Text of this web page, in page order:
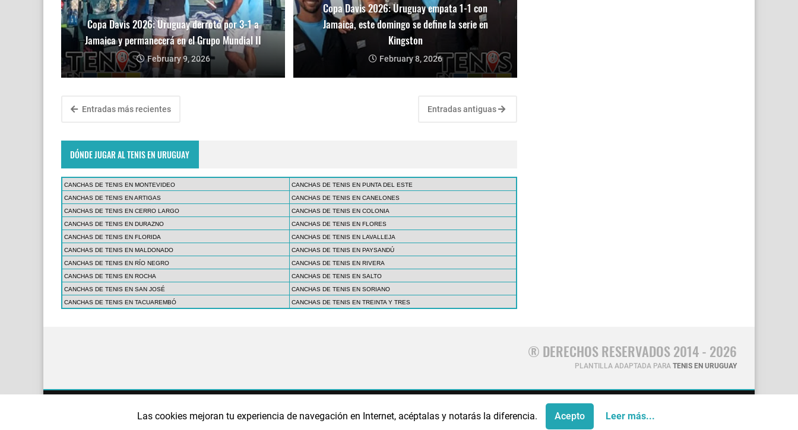
Las cookies mejoran tu experiencia de navegación en Internet, acéptalas y notarás la diferencia. Acepto Leer más...
Copa Davis 2026: Uruguay derrotó por 3-1 a
Jamaica y permanecerá en el Grupo Mundial II
February 9, 2026
Copa Davis 2026: Uruguay empata 1-1 con
Jamaica, este domingo se define la serie en
Kingston
February 8, 2026
Entradas más recientes Entradas antiguas
DÓNDE JUGAR AL TENIS EN URUGUAY
CANCHAS DE TENIS EN MONTEVIDEO
CANCHAS DE TENIS EN PUNTA DEL ESTE
CANCHAS DE TENIS EN ARTIGAS
CANCHAS DE TENIS EN CANELONES
CANCHAS DE TENIS EN CERRO LARGO
CANCHAS DE TENIS EN COLONIA
CANCHAS DE TENIS EN DURAZNO
CANCHAS DE TENIS EN FLORES
CANCHAS DE TENIS EN FLORIDA
CANCHAS DE TENIS EN LAVALLEJA
CANCHAS DE TENIS EN MALDONADO
CANCHAS DE TENIS EN PAYSANDÚ
CANCHAS DE TENIS EN RÍO NEGRO
CANCHAS DE TENIS EN RIVERA
CANCHAS DE TENIS EN ROCHA
CANCHAS DE TENIS EN SALTO
CANCHAS DE TENIS EN SAN JOSÉ
CANCHAS DE TENIS EN SORIANO
CANCHAS DE TENIS EN TACUAREMBÓ
CANCHAS DE TENIS EN TREINTA Y TRES
® DERECHOS RESERVADOS 2014 - 2026
PLANTILLA ADAPTADA PARA TENIS EN URUGUAY
¿QUIÉNES SOMOS? AVISO LEGAL POLÍTICA DE PRIVACIDAD POLÍTICA DE COOKIES PUBLICIDAD CONTÁCTANOS